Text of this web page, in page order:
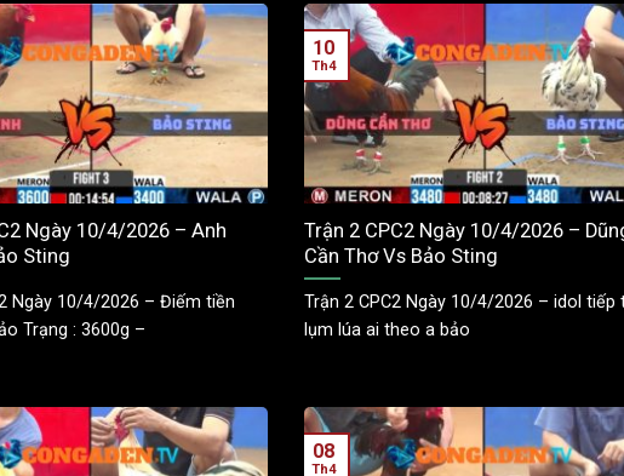
Ngày 10/4/2026 – Anh
Sting
Ngày 10/4/2026 – Điếm tiền
Trạng : 3600g –
Trận 2 CPC2 Ngày 10/4/2026 –
Cần Thơ Vs Bảo Sting
Trận 2 CPC2 Ngày 10/4/2026 – idol tiếp
lụm lúa ai theo a bảo
10
Th4
08
Th4